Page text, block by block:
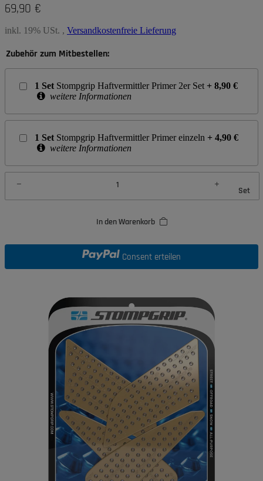
69,90 €
inkl. 19% USt. , Versandkostenfreie Lieferung
Zubehör zum Mitbestellen:
1 Set Stompgrip Haftvermittler Primer 2er Set + 8,90 €
weitere Informationen
1 Set Stompgrip Haftvermittler Primer einzeln + 4,90 €
weitere Informationen
Set
In den Warenkorb
Consent erteilen